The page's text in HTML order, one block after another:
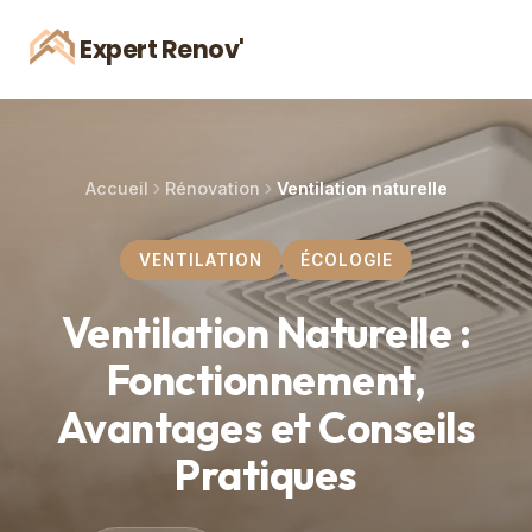
Expert Renov'
Accueil Rénovation Ventilation naturelle
VENTILATION ÉCOLOGIE
Ventilation Naturelle :
Fonctionnement,
Avantages et Conseils
Pratiques